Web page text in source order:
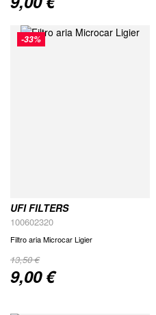
Price
-33%
UFI FILTERS
100602320
Filtro aria Microcar Ligier
Special
Price
9,00 €
13,50 €